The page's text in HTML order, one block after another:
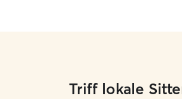
Triff lokale